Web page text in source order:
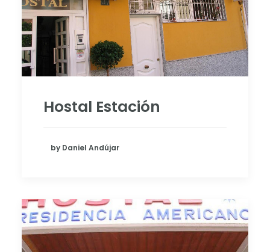
Hostal Estación
by Daniel Andújar